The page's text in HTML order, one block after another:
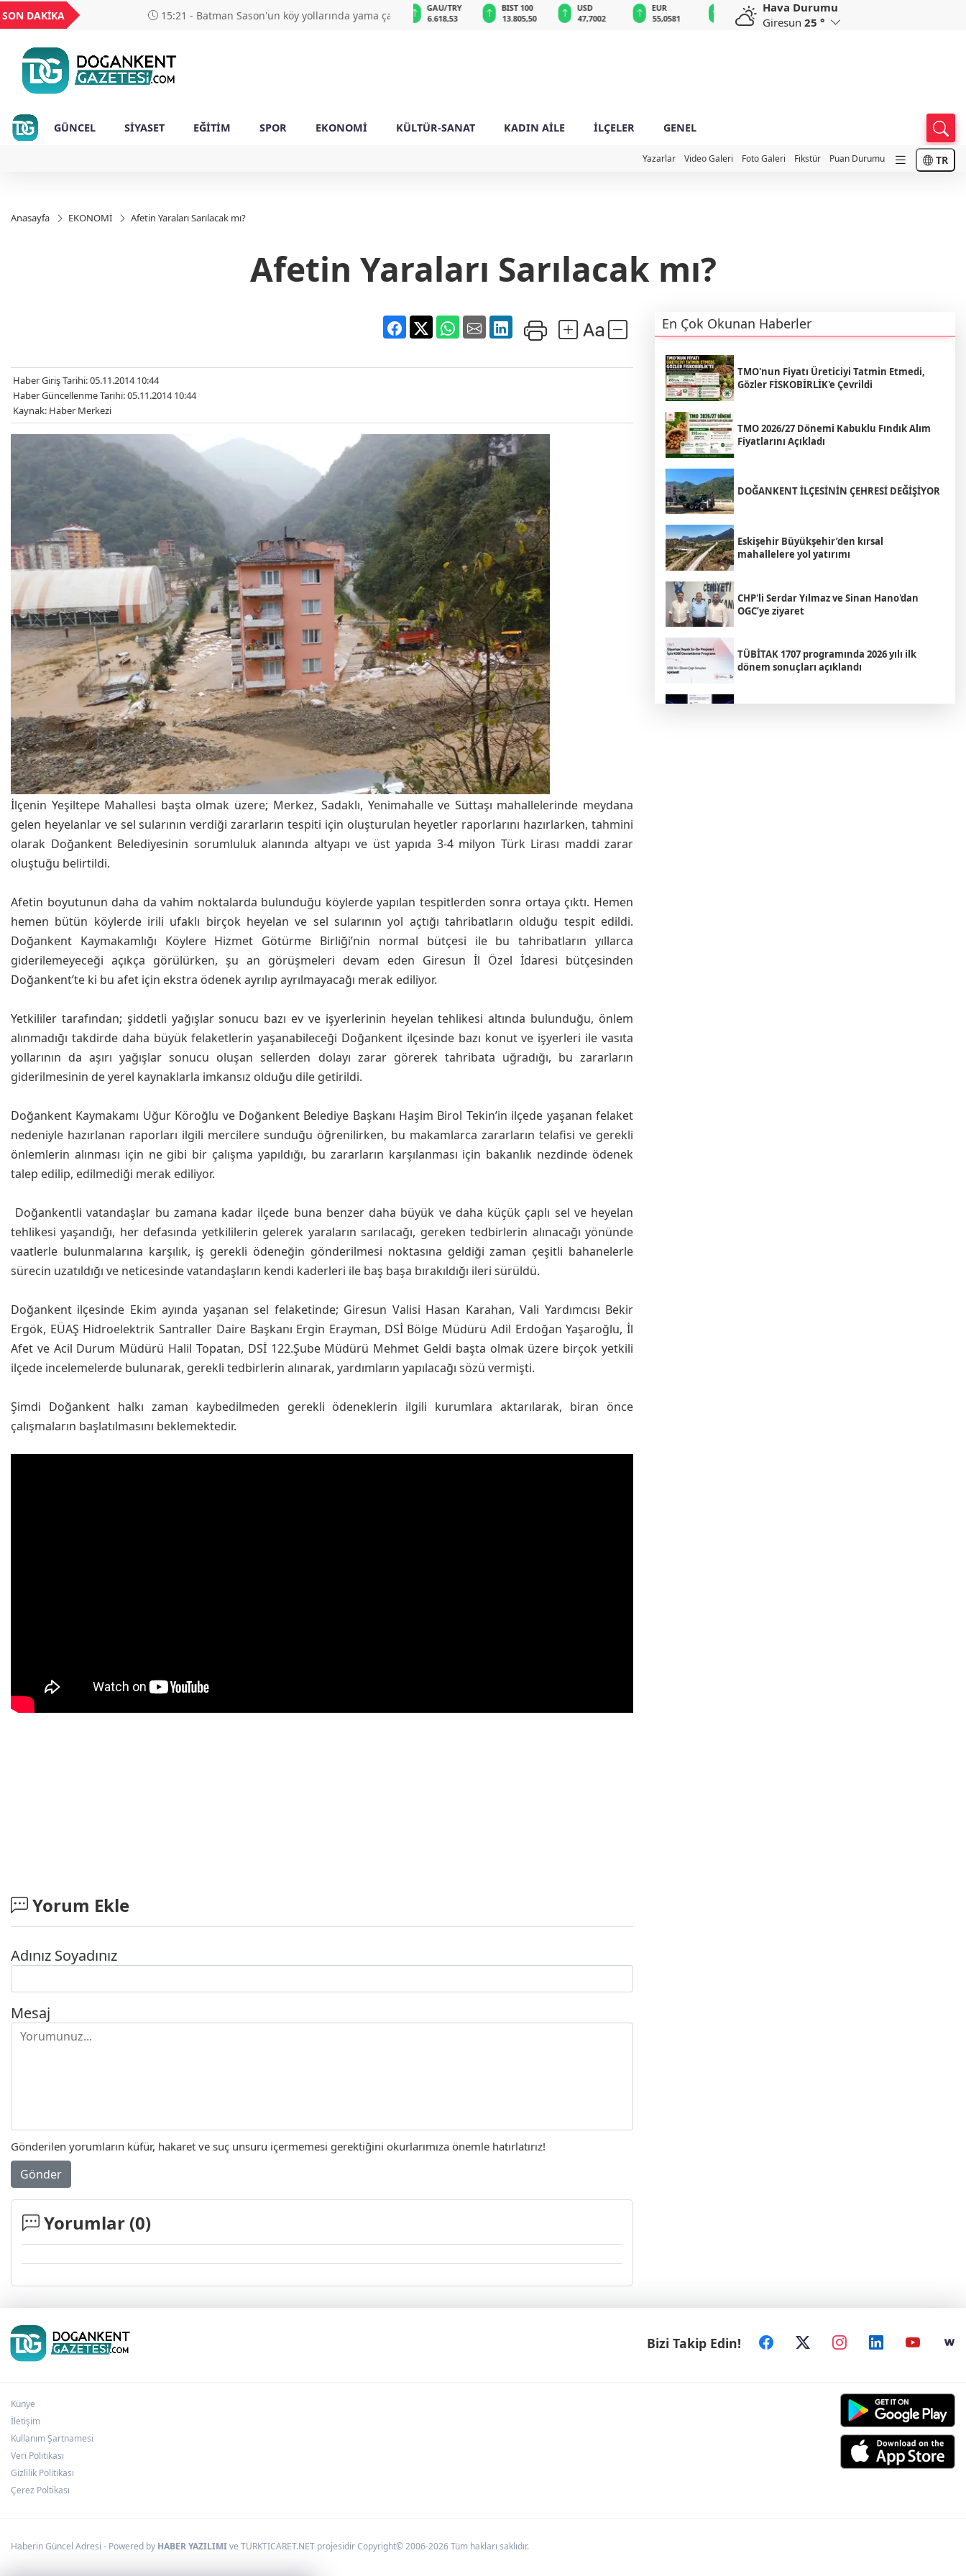
SON DAKİKA
15:21 - Batman Sason'un köy yollarında yama çalışmaları
GEL
18,2410
16,2411
27,9743
0,0018
6.618,53
BIST 100
13.805,50
USD
47,7002
EUR
55,0581
GBP
64,1949
CHF
58,8383
CAD
34,0639
Hava Durumu
Giresun 25 °
GÜNCEL SİYASET EĞİTİM SPOR EKONOMİ KÜLTÜR-SANAT KADIN AİLE İLÇELER GENEL
Yazarlar Video Galeri Foto Galeri Fikstür Puan Durumu TR
Anasayfa EKONOMİ Afetin Yaraları Sarılacak mı?
Afetin Yaraları Sarılacak mı?
Haber Giriş Tarihi: 05.11.2014 10:44
Haber Güncellenme Tarihi: 05.11.2014 10:44
Kaynak: Haber Merkezi
İlçenin Yeşiltepe Mahallesi başta olmak üzere; Merkez, Sadaklı, Yenimahalle ve Süttaşı mahallelerinde meydana
gelen heyelanlar ve sel sularının verdiği zararların tespiti için oluşturulan heyetler raporlarını hazırlarken, tahmini
olarak Doğankent Belediyesinin sorumluluk alanında altyapı ve üst yapıda 3-4 milyon Türk Lirası maddi zarar
oluştuğu belirtildi.
Afetin boyutunun daha da vahim noktalarda bulunduğu köylerde yapılan tespitlerden sonra ortaya çıktı. Hemen
hemen bütün köylerde irili ufaklı birçok heyelan ve sel sularının yol açtığı tahribatların olduğu tespit edildi.
Doğankent Kaymakamlığı Köylere Hizmet Götürme Birliği’nin normal bütçesi ile bu tahribatların yıllarca
giderilemeyeceği açıkça görülürken, şu an görüşmeleri devam eden Giresun İl Özel İdaresi bütçesinden
Doğankent’te ki bu afet için ekstra ödenek ayrılıp ayrılmayacağı merak ediliyor.
Yetkililer tarafından; şiddetli yağışlar sonucu bazı ev ve işyerlerinin heyelan tehlikesi altında bulunduğu, önlem
alınmadığı takdirde daha büyük felaketlerin yaşanabileceği Doğankent ilçesinde bazı konut ve işyerleri ile vasıta
yollarının da aşırı yağışlar sonucu oluşan sellerden dolayı zarar görerek tahribata uğradığı, bu zararların
giderilmesinin de yerel kaynaklarla imkansız olduğu dile getirildi.
Doğankent Kaymakamı Uğur Köroğlu ve Doğankent Belediye Başkanı Haşim Birol Tekin’in ilçede yaşanan felaket
nedeniyle hazırlanan raporları ilgili mercilere sunduğu öğrenilirken, bu makamlarca zararların telafisi ve gerekli
önlemlerin alınması için ne gibi bir çalışma yapıldığı, bu zararların karşılanması için bakanlık nezdinde ödenek
talep edilip, edilmediği merak ediliyor.
Doğankentli vatandaşlar bu zamana kadar ilçede buna benzer daha büyük ve daha küçük çaplı sel ve heyelan
tehlikesi yaşandığı, her defasında yetkililerin gelerek yaraların sarılacağı, gereken tedbirlerin alınacağı yönünde
vaatlerle bulunmalarına karşılık, iş gerekli ödeneğin gönderilmesi noktasına geldiği zaman çeşitli bahanelerle
sürecin uzatıldığı ve neticesinde vatandaşların kendi kaderleri ile baş başa bırakıldığı ileri sürüldü.
Doğankent ilçesinde Ekim ayında yaşanan sel felaketinde; Giresun Valisi Hasan Karahan, Vali Yardımcısı Bekir
Ergök, EÜAŞ Hidroelektrik Santraller Daire Başkanı Ergin Erayman, DSİ Bölge Müdürü Adil Erdoğan Yaşaroğlu, İl
Afet ve Acil Durum Müdürü Halil Topatan, DSİ 122.Şube Müdürü Mehmet Geldi başta olmak üzere birçok yetkili
ilçede incelemelerde bulunarak, gerekli tedbirlerin alınarak, yardımların yapılacağı sözü vermişti.
Şimdi Doğankent halkı zaman kaybedilmeden gerekli ödeneklerin ilgili kurumlara aktarılarak, biran önce
çalışmaların başlatılmasını beklemektedir.
Yorum Ekle
Adınız Soyadınız
Mesaj
Gönderilen yorumların küfür, hakaret ve suç unsuru içermemesi gerektiğini okurlarımıza önemle hatırlatırız!
Gönder
Yorumlar (0)
En Çok Okunan Haberler
TMO'nun Fiyatı Üreticiyi Tatmin Etmedi,
Gözler FİSKOBİRLİK'e Çevrildi
TMO 2026/27 Dönemi Kabuklu Fındık Alım
Fiyatlarını Açıkladı
DOĞANKENT İLÇESİNİN ÇEHRESİ DEĞİŞİYOR
Eskişehir Büyükşehir’den kırsal
mahallelere yol yatırımı
CHP'li Serdar Yılmaz ve Sinan Hano'dan
OGC’ye ziyaret
TÜBİTAK 1707 programında 2026 yılı ilk
dönem sonuçları açıklandı
Bizi Takip Edin!
Künye
İletişim
Kullanım Şartnamesi
Veri Politikası
Gizlilik Politikası
Çerez Poltikası
Haberin Güncel Adresi - Powered by HABER YAZILIMIve TURKTICARET.NET projesidir Copyright© 2006-2026 Tüm hakları saklıdır.